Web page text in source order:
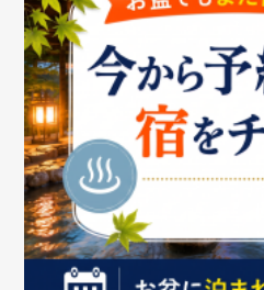
ご利用中の方
お問い合わせ消費税の表示 ウェブ
個人情報保護ポリシープライバシ
特定商取引法に基づく表記情報セ
商標についてBIGLOBEトップ